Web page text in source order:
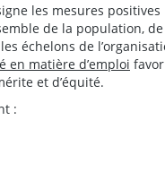
les mesures
de la population,
échelons de
en matière d’emploi
et d’équité.
: